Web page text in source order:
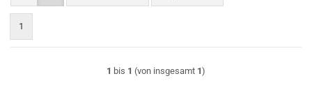
1
1 bis 1 (von insgesamt 1)